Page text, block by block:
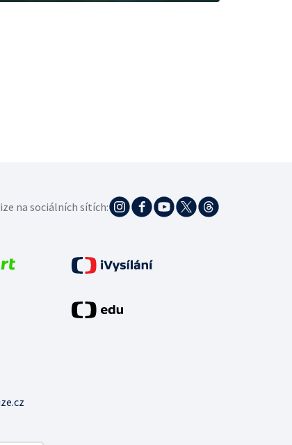
na sociálních sítích: